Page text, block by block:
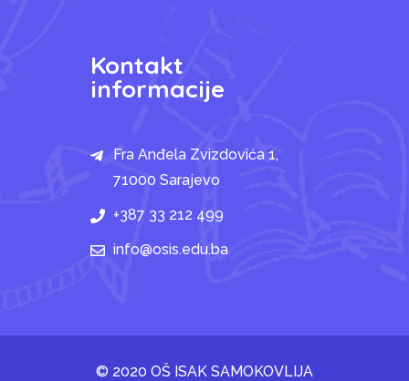
Kontakt
informacije
Fra Anđela Zvizdovića 1,
71000 Sarajevo
+387 33 212 499
info@osis.edu.ba
© 2020 OŠ ISAK SAMOKOVLIJA